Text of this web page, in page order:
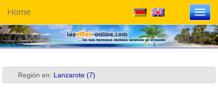
Home
Región en: Lanzarote (7)